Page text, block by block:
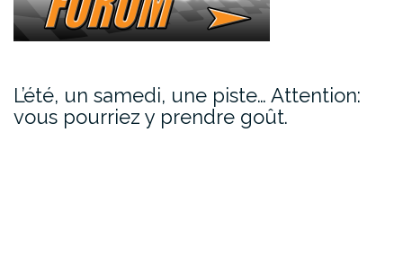
L’été, un samedi, une piste… Attention:
vous pourriez y prendre goût.